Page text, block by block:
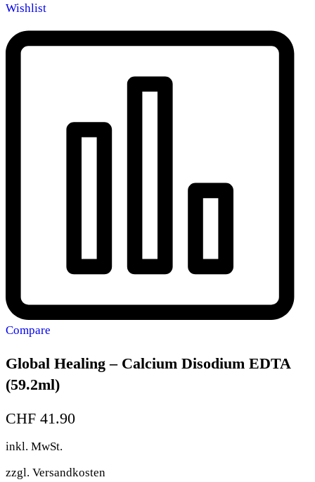
Wishlist
Compare
Global Healing – Calcium Disodium EDTA
(59.2ml)
CHF 41.90
inkl. MwSt.
zzgl. Versandkosten